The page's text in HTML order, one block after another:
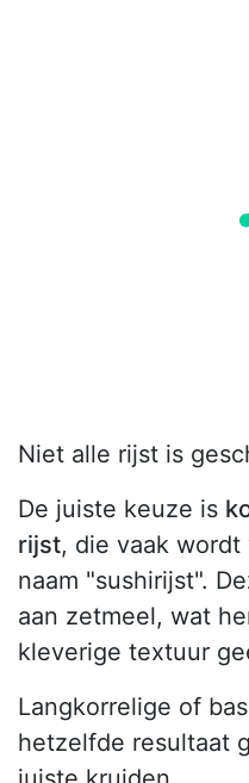
Niet alle rijst is
De juiste keuze is
rijst, die vaak
naam "sushirijst".
aan zetmeel, wat
kleverige textuur
Langkorrelige of
hetzelfde resultaat